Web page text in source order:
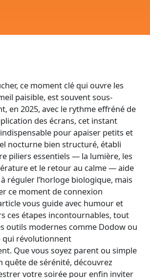
ce moment clé qui ouvre les
paisible, est souvent sous-
en 2025, avec le rythme effréné de
des écrans, cet instant
pour apaiser petits et
nocturne bien structuré, établi
piliers essentiels — la lumière, les
et le retour au calme — aide
réguler l’horloge biologique, mais
ce moment de connexion
vous guide avec humour et
ces étapes incontournables, tout
outils modernes comme Dodow ou
qui révolutionnent
Que vous soyez parent ou simple
quête de sérénité, découvrez
votre soirée pour enfin inviter